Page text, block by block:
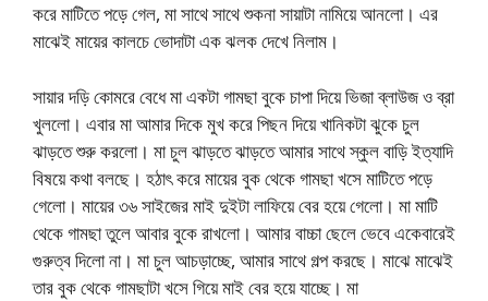
করে মাটিতে পড়ে গেল, মা সাথে সাথে শুকনা সায়াটা নামিয়ে আনলো। এর
মাঝেই মায়ের কালচে ভোদাটা এক ঝলক দেখে নিলাম।
সায়ার দড়ি কোমরে বেধে মা একটা গামছা বুকে চাপা দিয়ে ভিজা ব্লাউজ ও ব্রা
খুললো। এবার মা আমার দিকে মুখ করে পিছন দিয়ে খানিকটা ঝুকে চুল
ঝাড়তে শুরু করলো। মা চুল ঝাড়তে ঝাড়তে আমার সাথে স্কুল বাড়ি ইত্যাদি
বিষয়ে কথা বলছে। হঠাৎ করে মায়ের বুক থেকে গামছা খসে মাটিতে পড়ে
গেলো। মায়ের ৩৬ সাইজের মাই দুইটা লাফিয়ে বের হয়ে গেলো। মা মাটি
থেকে গামছা তুলে আবার বুকে রাখলো। আমার বাচ্চা ছেলে ভেবে একেবারেই
গুরুত্ব দিলো না। মা চুল আচড়াচ্ছে, আমার সাথে গল্প করছে। মাঝে মাঝেই
তার বুক থেকে গামছাটা খসে গিয়ে মাই বের হয়ে যাচ্ছে। মা